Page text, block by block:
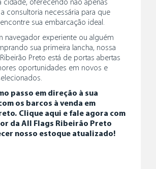
cidade, oferecendo não apenas
consultoria necessária para que
sua embarcação ideal.
navegador experiente ou alguém
sua primeira lancha, nossa
Preto está de portas abertas
oportunidades em novos e
passo em direção à sua
os barcos à venda em
Clique aqui e fale agora com
da All Flags Ribeirão Preto
nosso estoque atualizado!